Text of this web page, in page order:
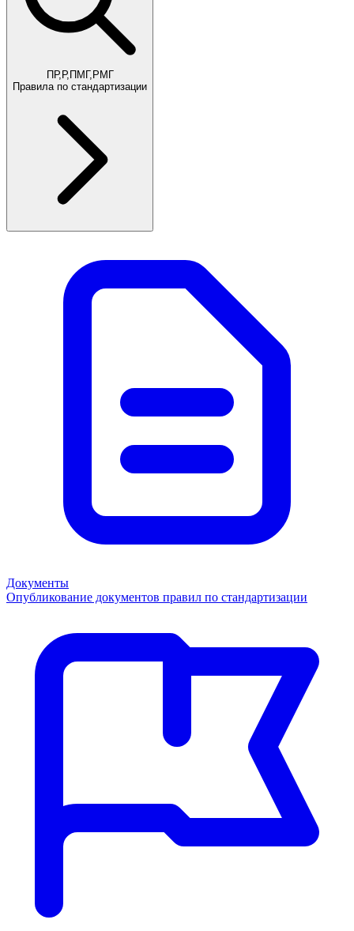
ПР,Р,ПМГ,РМГ
Правила по стандартизации
Документы
Опубликование документов правил по стандартизации